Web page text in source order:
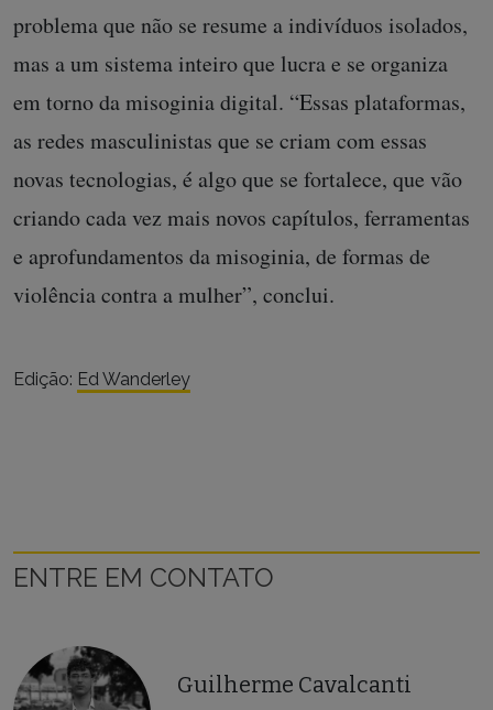
problema que não se resume a indivíduos isolados,
mas a um sistema inteiro que lucra e se organiza
em torno da misoginia digital. “Essas plataformas,
as redes masculinistas que se criam com essas
novas tecnologias, é algo que se fortalece, que vão
criando cada vez mais novos capítulos, ferramentas
e aprofundamentos da misoginia, de formas de
violência contra a mulher”, conclui.
Edição: Ed Wanderley
ENTRE EM CONTATO
Guilherme Cavalcanti